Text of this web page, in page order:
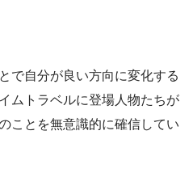
で自分が良い方向に変化する
ムトラベルに登場人物たちが
ことを無意識的に確信してい